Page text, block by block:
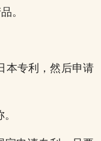
。
本专利，然后申请